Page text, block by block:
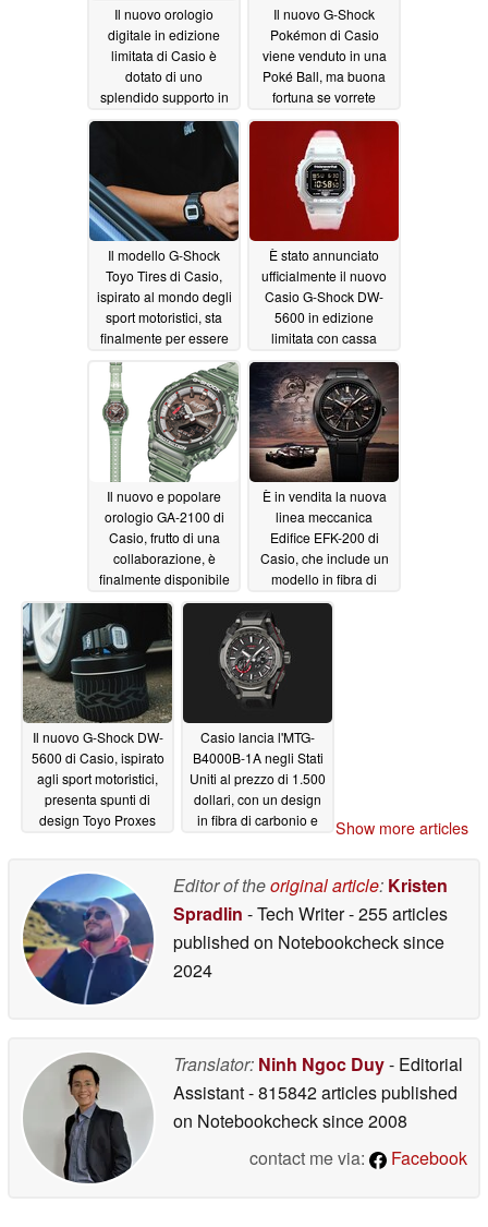
Il nuovo orologio
digitale in edizione
limitata di Casio è
dotato di uno
splendido supporto in
metallo liquido
07/01/2026
Il nuovo G-Shock
Pokémon di Casio
viene venduto in una
Poké Ball, ma buona
fortuna se vorrete
riuscire a procurarvene
uno06/26/2026
Il modello G-Shock
Toyo Tires di Casio,
ispirato al mondo degli
sport motoristici, sta
finalmente per essere
lanciato su larga scala
06/24/2026
È stato annunciato
ufficialmente il nuovo
Casio G-Shock DW-
5600 in edizione
limitata con cassa
traslucida06/18/2026
Il nuovo e popolare
orologio GA-2100 di
Casio, frutto di una
collaborazione, è
finalmente disponibile
negli Stati Uniti
06/17/2026
È in vendita la nuova
linea meccanica
Edifice EFK-200 di
Casio, che include un
modello in fibra di
carbonio06/12/2026
Il nuovo G-Shock DW-
5600 di Casio, ispirato
agli sport motoristici,
presenta spunti di
design Toyo Proxes
Casio lancia l'MTG-
B4000B-1A negli Stati
Uniti al prezzo di 1.500
dollari, con un design
in fibra di carbonio e
Show more articles
Editor of theoriginal article: Kristen
Spradlin - Tech Writer- 255 articles
published on Notebookchecksince
2024
Translator: Ninh Ngoc Duy- Editorial
Assistant- 815842 articles published
on Notebookchecksince 2008
contact me via:
Facebook